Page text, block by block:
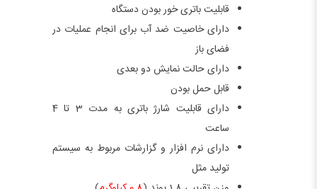
قابلیت باتری خور بودن دستگاه
دارای خاصیت ضد آب برای انجام عملیات در
فضای باز
دارای حالت نمایش دو بعدی
قابل حمل بودن
دارای قابلیت شارژ باتری به مدت 3 تا 4
ساعت
دارای نرم افزار و گزارشات مربوط به سیستم
تولید مثل